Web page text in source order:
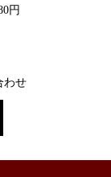
円
わせ